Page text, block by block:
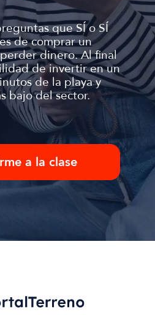
que SÍ o SÍ
de comprar un
dinero. Al final
de invertir en un
de la playa y
bajo del sector.
a la clase